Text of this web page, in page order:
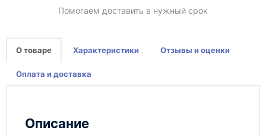
Помогаем доставить в нужный срок
О товаре Характеристики Отзывы и оценки
Оплата и доставка
Описание